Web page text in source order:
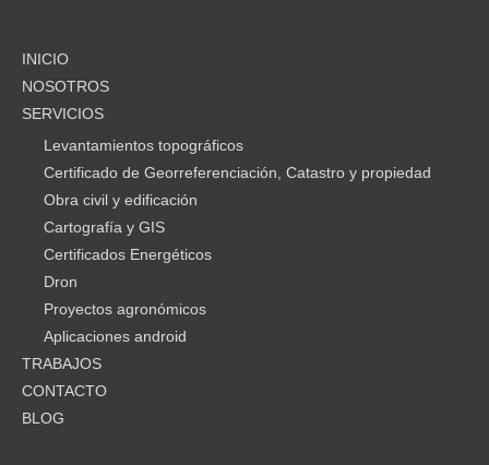
INICIO
NOSOTROS
SERVICIOS
Levantamientos topográficos
Certificado de Georreferenciación, Catastro y propiedad
Obra civil y edificación
Cartografía y GIS
Certificados Energéticos
Dron
Proyectos agronómicos
Aplicaciones android
TRABAJOS
CONTACTO
BLOG